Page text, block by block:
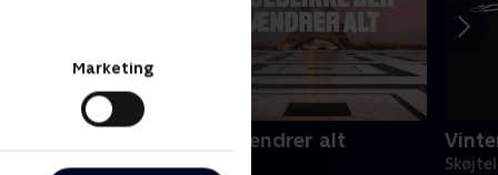
Marketing
Paris 2024 - øjeblikke der ændrer alt
• Sport • 28 min